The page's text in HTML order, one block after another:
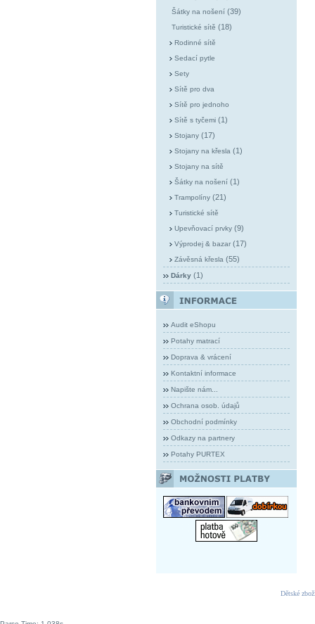
Šátky na nošení(39)
Turistické sítě (18)
Rodinné sítě
Sedací pytle
Sety
Sítě pro dva
Sítě pro jednoho
Sítě s tyčemi(1)
Stojany(17)
Stojany na křesla (1)
Stojany na sítě
Šátky na nošení(1)
Trampolíny(21)
Turistické sítě
Upevňovací prvky(9)
Výprodej & bazar(17)
Závěsná křesla (55)
Dárky(1)
Audit eShopu
Potahy matrací
Doprava & vrácení
Kontaktní informace
Napište nám...
Ochrana osob. údajů
Obchodní podmínky
Odkazy na partnery
Potahy PURTEX
Dětské